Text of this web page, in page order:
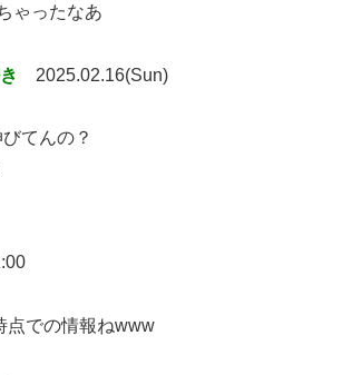
ゃったなあ
2025.02.16(Sun)
てんの？
点での情報ねwww